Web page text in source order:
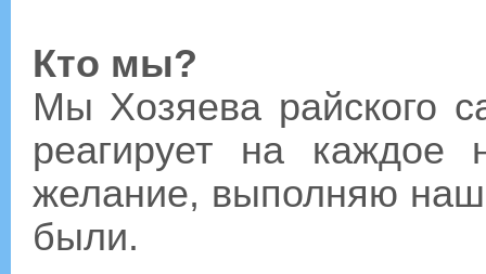
Кто мы?
Мы Хозяева райского
реагирует на каждое
желание, выполняю
были.